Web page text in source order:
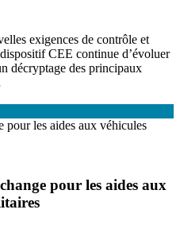
exigences de contrôle et
CEE continue d’évoluer
décryptage des principaux
pour les aides aux